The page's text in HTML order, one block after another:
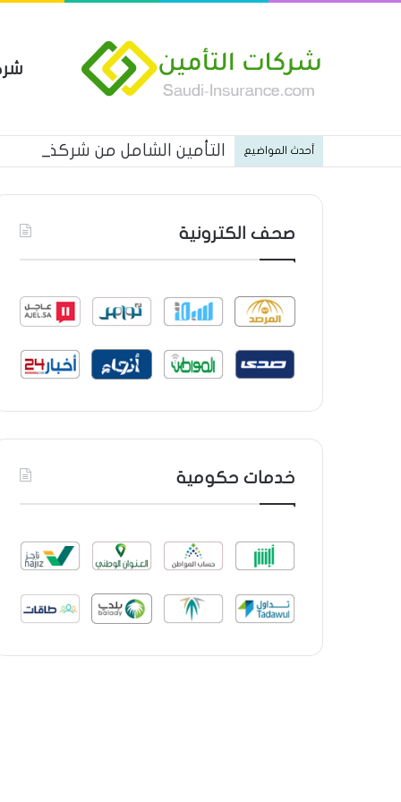
أحدث المواضيع التأمين الشامل من شركة
صحف الكترونية
خدمات حكومية